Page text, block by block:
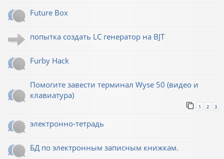
Future Box
попытка создать LC генератор на BJT
Furby Hack
Помогите завести терминал Wyse 50 (видео и
клавиатура)
1 2 3
электронно-тетрадь
БД по электронным записным книжкам.